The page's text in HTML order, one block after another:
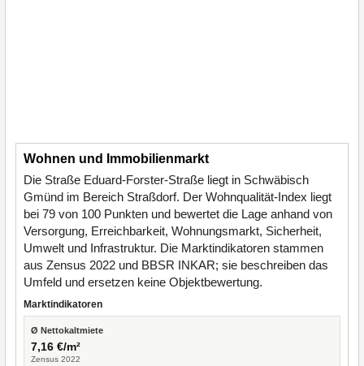
Wohnen und Immobilienmarkt
Die Straße Eduard-Forster-Straße liegt in Schwäbisch
Gmünd im Bereich Straßdorf. Der Wohnqualität-Index liegt
bei 79 von 100 Punkten und bewertet die Lage anhand von
Versorgung, Erreichbarkeit, Wohnungsmarkt, Sicherheit,
Umwelt und Infrastruktur. Die Marktindikatoren stammen
aus Zensus 2022 und BBSR INKAR; sie beschreiben das
Umfeld und ersetzen keine Objektbewertung.
Marktindikatoren
Ø Nettokaltmiete
7,16 €/m²
Zensus 2022